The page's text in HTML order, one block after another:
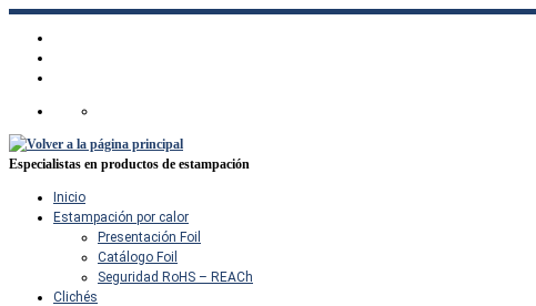
Saltar
contenido
Especialistas en productos de estampación
Inicio
Estampación por calor
Presentación Foil
Catálogo Foil
Seguridad RoHS – REACh
Clichés